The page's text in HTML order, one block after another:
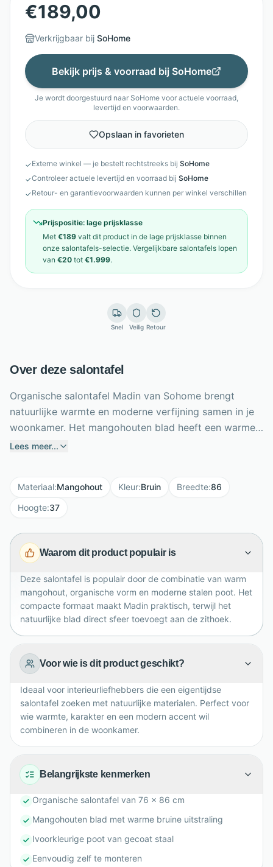
€189,00
Verkrijgbaar bij SoHome
Bekijk prijs & voorraad bij SoHome
Je wordt doorgestuurd naar SoHome voor actuele voorraad,
levertijd en voorwaarden.
Opslaan in favorieten
✓Externe winkel — je bestelt rechtstreeks bij SoHome
✓Controleer actuele levertijd en voorraad bij SoHome
✓Retour- en garantievoorwaarden kunnen per winkel verschillen
Prijspositie: lage prijsklasse
Met €189 valt dit product in de lage prijsklasse binnen
onze salontafels-selectie. Vergelijkbare salontafels lopen
van €20 tot €1.999.
Snel Veilig Retour
Over deze salontafel
Organische salontafel Madin van Sohome brengt
natuurlijke warmte en moderne verfijning samen in je
woonkamer. Het mangohouten blad heeft een warme
bruine uitstraling en vormt een mooi contrast met de
eigentijds, terwijl het robuuste hardhout zorgt voor
een solide basis. Met een lengte van 76 cm, breedte
woonaccessoires, koffietafelboeken of drankjes bij de
bank. Een stijlvolle salontafel die moeiteloos past in
Lees meer...
Materiaal:Mangohout Kleur:Bruin Breedte:86
Hoogte:37
Waarom dit product populair is
Deze salontafel is populair door de combinatie van warm
mangohout, organische vorm en moderne stalen poot. Het
compacte formaat maakt Madin praktisch, terwijl het
natuurlijke blad direct sfeer toevoegt aan de zithoek.
Voor wie is dit product geschikt?
Ideaal voor interieurliefhebbers die een eigentijdse
salontafel zoeken met natuurlijke materialen. Perfect voor
wie warmte, karakter en een modern accent wil
combineren in de woonkamer.
Belangrijkste kenmerken
Organische salontafel van 76 x 86 cm
Mangohouten blad met warme bruine uitstraling
Ivoorkleurige poot van gecoat staal
Eenvoudig zelf te monteren